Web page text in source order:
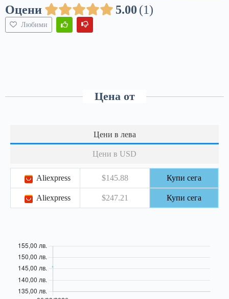
Оцени 5.00 1
Любими
Цена от
Цени в лева
Цени в USD
Aliexpress $145.88 Купи сега
Aliexpress $247.21 Купи сега